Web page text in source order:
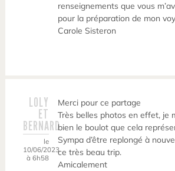
renseignements que vous
pour la préparation de mon
Carole Sisteron
LOLY
ET
BERNARD
le
10/06/2023
à 6h58
Merci pour ce partage
Très belles photos en effet, je
bien le boulot que cela
Sympa d’être replongé à
ce très beau trip.
Amicalement